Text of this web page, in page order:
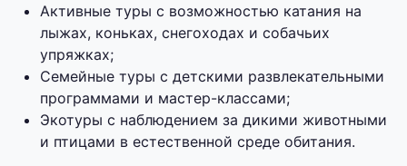
Активные туры с возможностью катания на
лыжах, коньках, снегоходах и собачьих
упряжках;
Семейные туры с детскими развлекательными
программами и мастер-классами;
Экотуры с наблюдением за дикими животными
и птицами в естественной среде обитания.